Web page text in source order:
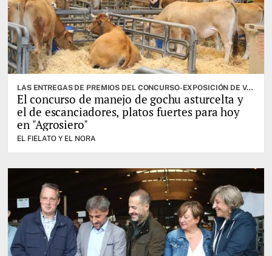
LAS ENTREGAS DE PREMIOS DEL CONCURSO-EXPOSICIÓN DE VACUNO SELECTO, OTRA DE LAS CITAS IMPORTANTES
El concurso de manejo de gochu asturcelta y
el de escanciadores, platos fuertes para hoy
en "Agrosiero"
EL FIELATO Y EL NORA